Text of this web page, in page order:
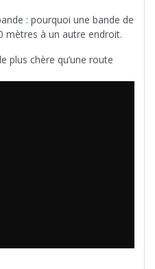
: pourquoi une bande de
mètres à un autre endroit.
plus chère qu’une route